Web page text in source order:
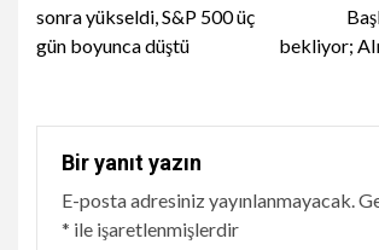
sonra yükseldi, S&P 500 üç
gün boyunca düştü
bekliyor;
Bir yanıt yazın
E-posta adresiniz yayınlanmayacak.
* ile işaretlenmişlerdir